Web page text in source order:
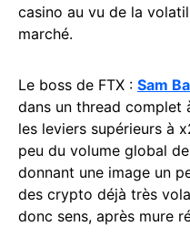
casino au vu de la
marché.
Le boss de FTX : Sam
dans un thread complet
les leviers supérieurs à
peu du volume global
donnant une image un
des crypto déjà très
donc sens, après mure